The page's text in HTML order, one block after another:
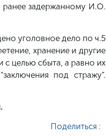
ранее задержанному И.О.
уголовное дело по ч.5
хранение и другие
с целью сбыта, а равно их
под стражу”.
Поделиться :